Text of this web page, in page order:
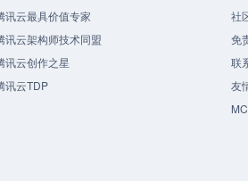
讯云最具价值专家
讯云架构师技术同盟
讯云创作之星
讯云TDP
社
免
联
友